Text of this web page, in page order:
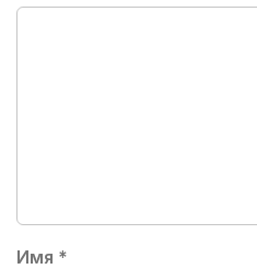
Имя *